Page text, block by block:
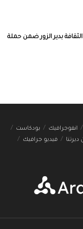
الثقافة بدير الزور ضمن حملة
انفوجرافيك
بودكاست
فيديو جرافيك